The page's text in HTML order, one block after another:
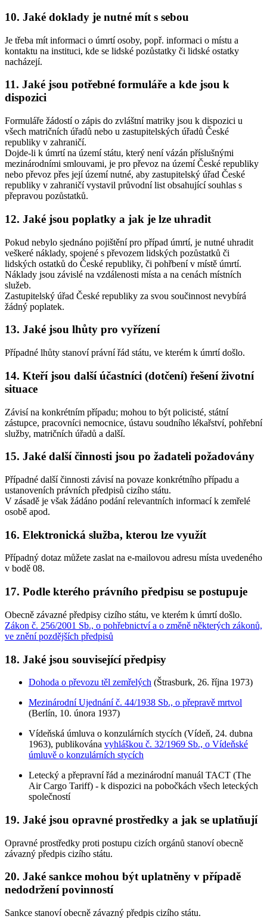
10. Jaké doklady je nutné mít s sebou
Je třeba mít informaci o úmrtí osoby, popř. informaci o místu a
kontaktu na instituci, kde se lidské pozůstatky či lidské ostatky
nacházejí.
11. Jaké jsou potřebné formuláře a kde jsou k
dispozici
Formuláře žádostí o zápis do zvláštní matriky jsou k dispozici u
všech matričních úřadů nebo u zastupitelských úřadů České
republiky v zahraničí.
Dojde-li k úmrtí na území státu, který není vázán příslušnými
mezinárodními smlouvami, je pro převoz na území České republiky
nebo převoz přes její území nutné, aby zastupitelský úřad České
republiky v zahraničí vystavil průvodní list obsahující souhlas s
přepravou pozůstatků.
12. Jaké jsou poplatky a jak je lze uhradit
Pokud nebylo sjednáno pojištění pro případ úmrtí, je nutné uhradit
veškeré náklady, spojené s převozem lidských pozůstatků či
lidských ostatků do České republiky, či pohřbení v místě úmrtí.
Náklady jsou závislé na vzdálenosti místa a na cenách místních
služeb.
Zastupitelský úřad České republiky za svou součinnost nevybírá
žádný poplatek.
13. Jaké jsou lhůty pro vyřízení
Případné lhůty stanoví právní řád státu, ve kterém k úmrtí došlo.
14. Kteří jsou další účastníci (dotčení) řešení životní
situace
Závisí na konkrétním případu; mohou to být policisté, státní
zástupce, pracovníci nemocnice, ústavu soudního lékařství, pohřební
služby, matričních úřadů a další.
15. Jaké další činnosti jsou po žadateli požadovány
Případné další činnosti závisí na povaze konkrétního případu a
ustanoveních právních předpisů cizího státu.
V zásadě je však žádáno podání relevantních informací k zemřelé
osobě apod.
16. Elektronická služba, kterou lze využít
Případný dotaz můžete zaslat na e-mailovou adresu místa uvedeného
v bodě 08.
17. Podle kterého právního předpisu se postupuje
Obecně závazné předpisy cizího státu, ve kterém k úmrtí došlo.
Zákon č. 256/2001 Sb., o pohřebnictví a o změně některých zákonů,
ve znění pozdějších předpisů
18. Jaké jsou související předpisy
Dohoda o převozu těl zemřelých (Štrasburk, 26. října 1973)
Mezinárodní Ujednání č. 44/1938 Sb., o přepravě mrtvol
(Berlín, 10. února 1937)
Vídeňská úmluva o konzulárních stycích (Vídeň, 24. dubna
1963), publikována vyhláškou č. 32/1969 Sb., o Vídeňské
úmluvě o konzulárních stycích
Letecký a přepravní řád a mezinárodní manuál TACT (The
Air Cargo Tariff) - k dispozici na pobočkách všech leteckých
společností
19. Jaké jsou opravné prostředky a jak se uplatňují
Opravné prostředky proti postupu cizích orgánů stanoví obecně
závazný předpis cizího státu.
20. Jaké sankce mohou být uplatněny v případě
nedodržení povinností
Sankce stanoví obecně závazný předpis cizího státu.